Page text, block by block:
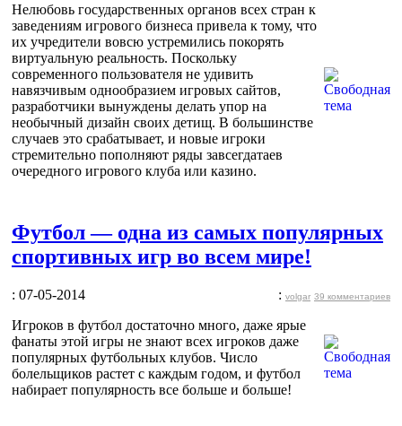
Нелюбовь государственных органов всех стран к
заведениям игрового бизнеса привела к тому, что
их учредители вовсю устремились покорять
виртуальную реальность. Поскольку
современного пользователя не удивить
навязчивым однообразием игровых сайтов,
разработчики вынуждены делать упор на
необычный дизайн своих детищ. В большинстве
случаев это срабатывает, и новые игроки
стремительно пополняют ряды завсегдатаев
очередного игрового клуба или казино.
Футбол — одна из самых популярных
спортивных игр во всем мире!
: 07-05-2014 : volgar 39 комментариев
Игроков в футбол достаточно много, даже ярые
фанаты этой игры не знают всех игроков даже
популярных футбольных клубов. Число
болельщиков растет с каждым годом, и футбол
набирает популярность все больше и больше!